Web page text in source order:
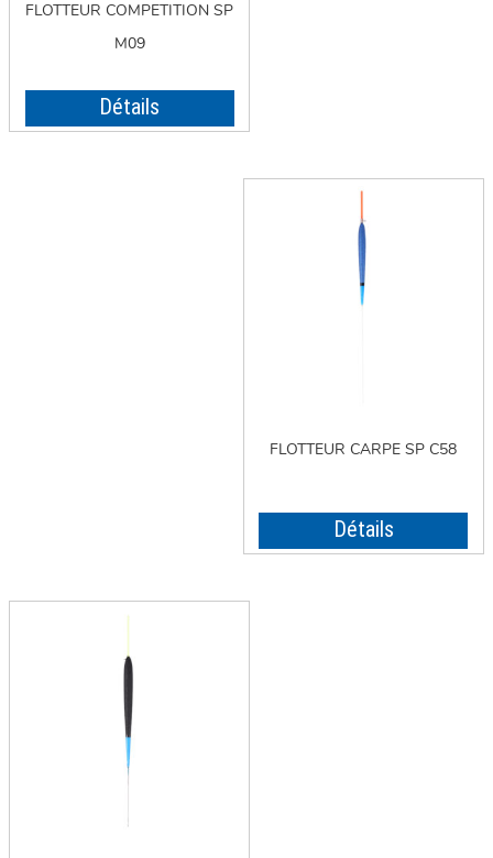
FLOTTEUR COMPETITION SP
M09
Détails
FLOTTEUR CARPE SP C58
Détails